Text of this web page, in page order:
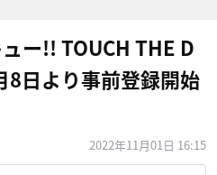
ー!! TOUCH THE D
8日より事前登録開始
2022年11月01日 16:15